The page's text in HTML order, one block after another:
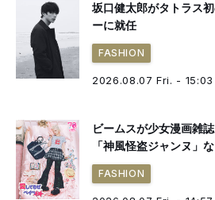
坂口健太郎がタトラス
ーに就任
FASHION
2026.08.07 Fri. - 15:03
ビームスが少女漫画雑
「神風怪盗ジャンヌ」
FASHION